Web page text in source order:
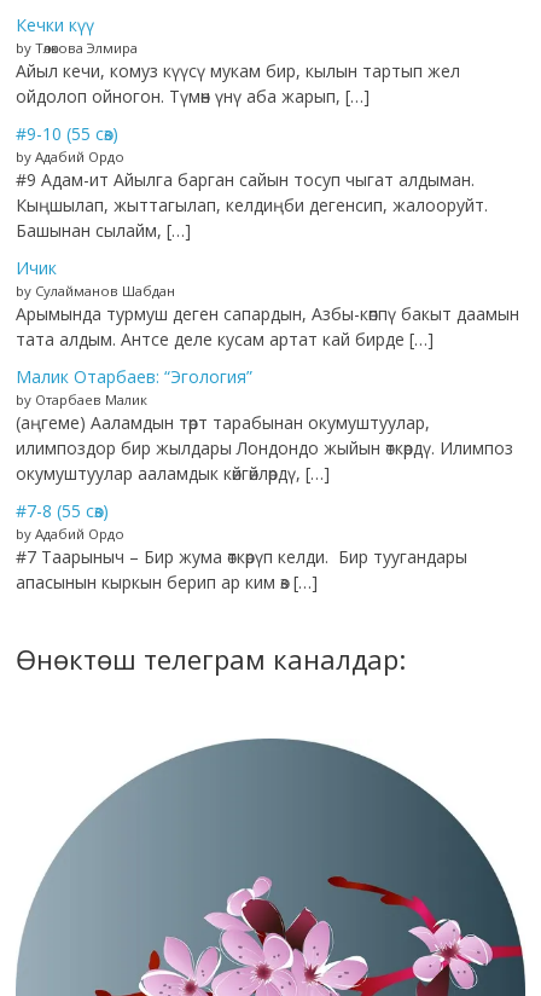
Кечки күү
by Төлөкова Элмира
Айыл кечи, комуз күүсү мукам бир, кылын тартып жел
ойдолоп ойногон. Түмөн үнү аба жарып, […]
#9-10 (55 сөз)
by Адабий Ордо
#9 Адам-ит Айылга барган сайын тосуп чыгат алдыман.
Кыңшылап, жыттагылап, келдиңби дегенсип, жалооруйт.
Башынан сылайм, […]
Ичик
by Сулайманов Шабдан
Арымында турмуш деген сапардын, Азбы-көппү бакыт даамын
тата алдым. Антсе деле кусам артат кай бирде […]
Малик Отарбаев: “Эгология”
by Отарбаев Малик
(аңгеме) Ааламдын төрт тарабынан окумуштуулар,
илимпоздор бир жылдары Лондондо жыйын өткөрдү. Илимпоз
окумуштуулар ааламдык көйгөйлөрдү, […]
#7-8 (55 сөз)
by Адабий Ордо
#7 Таарыныч – Бир жума өткөрүп келди. Бир туугандары
апасынын кыркын берип ар ким өз […]
Өнөктөш телеграм каналдар: